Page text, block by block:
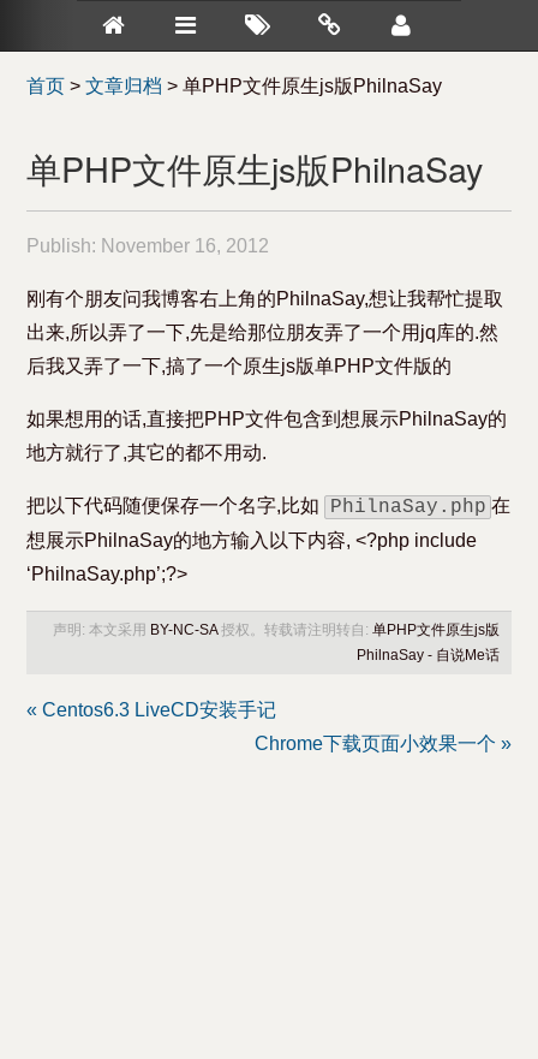
首页 >文章归档 >单PHP文件原生js版PhilnaSay
单PHP文件原生js版PhilnaSay
Publish: November 16, 2012
刚有个朋友问我博客右上角的PhilnaSay,想让我帮忙提取
出来,所以弄了一下,先是给那位朋友弄了一个用jq库的.然
后我又弄了一下,搞了一个原生js版单PHP文件版的
如果想用的话,直接把PHP文件包含到想展示PhilnaSay的
地方就行了,其它的都不用动.
把以下代码随便保存一个名字,比如 PhilnaSay.php 在
想展示PhilnaSay的地方输入以下内容, <?php include
‘PhilnaSay.php’;?>
声明: 本文采用 BY-NC-SA授权。转载请注明转自: 单PHP文件原生js版
PhilnaSay - 自说Me话
« Centos6.3 LiveCD安装手记
Chrome下载页面小效果一个 »